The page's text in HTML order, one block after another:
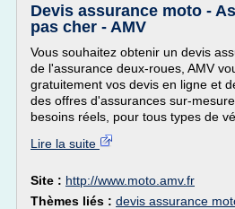
Devis assurance moto -
pas cher - AMV
Vous souhaitez obtenir un devis
de l'assurance deux-roues, AMV
gratuitement vos devis en ligne et
des offres d'assurances sur-
besoins réels, pour tous types de
Lire la suite
Site : http://www.moto.amv.fr
Thèmes liés : devis assurance